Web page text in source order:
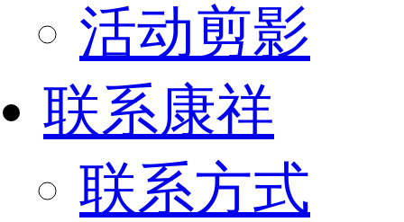
活动剪影
联系康祥
联系方式